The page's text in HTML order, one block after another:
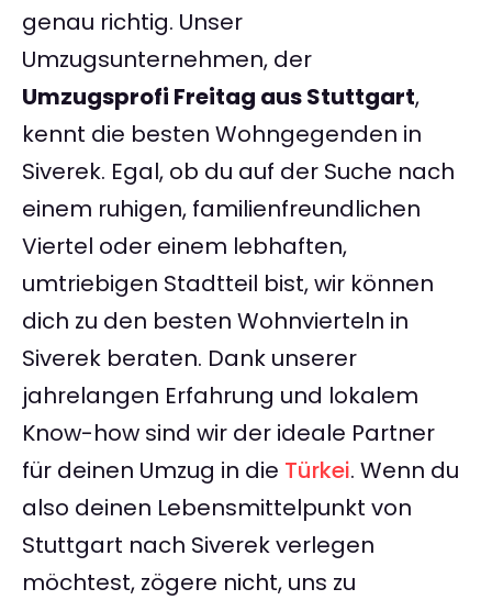
genau richtig. Unser
Umzugsunternehmen, der
Umzugsprofi Freitag aus Stuttgart,
kennt die besten Wohngegenden in
Siverek. Egal, ob du auf der Suche nach
einem ruhigen, familienfreundlichen
Viertel oder einem lebhaften,
umtriebigen Stadtteil bist, wir können
dich zu den besten Wohnvierteln in
Siverek beraten. Dank unserer
jahrelangen Erfahrung und lokalem
Know-how sind wir der ideale Partner
für deinen Umzug in die Türkei. Wenn du
also deinen Lebensmittelpunkt von
Stuttgart nach Siverek verlegen
möchtest, zögere nicht, uns zu